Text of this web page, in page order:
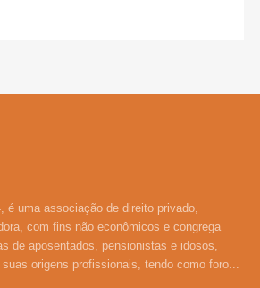
é uma associação de direito privado,
com fins não econômicos e congrega
de aposentados, pensionistas e idosos,
origens profissionais, tendo como foro...